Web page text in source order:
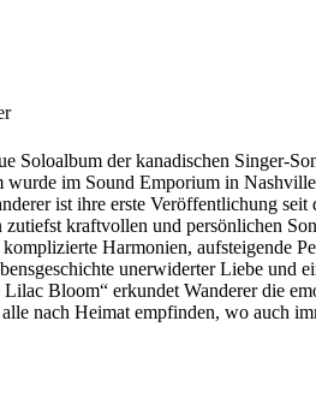
Soloalbum der kanadischen
wurde im Sound Emporium in
ist ihre erste Veröffentlichung
zutiefst kraftvollen und persönlichen
Harmonien, aufsteigende
unerwiderter Liebe
Bloom“ erkundet Wanderer die
nach Heimat empfinden, wo auch